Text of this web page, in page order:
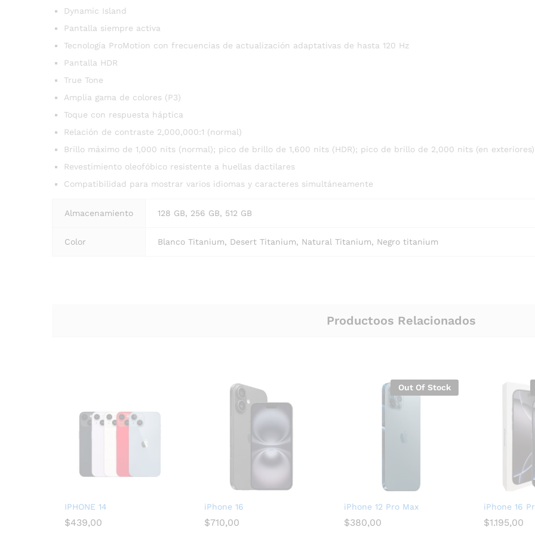
Dynamic Island
Pantalla siempre activa
Tecnología ProMotion con frecuencias de actualización adaptativas de hasta 120 Hz
Pantalla HDR
True Tone
Amplia gama de colores (P3)
Toque con respuesta háptica
Relación de contraste 2,000,000:1 (normal)
Brillo máximo de 1,000 nits (normal); pico de brillo de 1,600 nits (HDR); pico de brillo de 2,000 nits (en
Revestimiento oleofóbico resistente a huellas dactilares
Compatibilidad para mostrar varios idiomas y caracteres simultáneamente
Almacenamiento 128 GB, 256 GB, 512 GB
Color Blanco Titanium, Desert Titanium, Natural Titanium, Negro titanium
Productoos Relacionados
IPHONE 14
$439,00
iPhone 16
$710,00
Out Of Stock
iPhone 12 Pro Max
$380,00
iPhone 16
$1.195,00